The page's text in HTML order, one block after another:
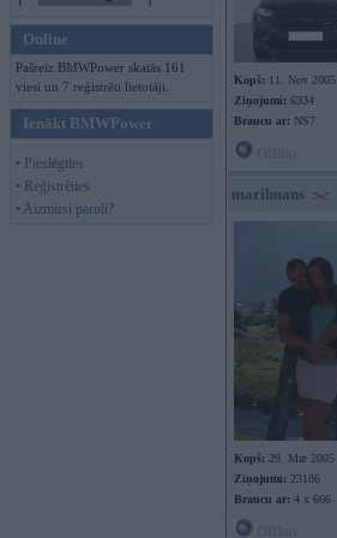
Online
Pašreiz BMWPower skatās 161
viesi un 7 reģistrēti lietotāji.
Ienākt BMWPower
• Pieslēgties
• Reģistrēties
• Aizmirsi paroli?
Kopš: 11. Nov 2005
Ziņojumi: 6334
Braucu ar: NS7
marihuans
Kopš: 29. Mar 2005
Ziņojumi: 23186
Braucu ar: 4 x 666